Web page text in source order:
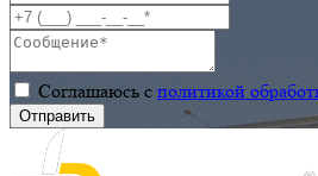
Соглашаюсь с политикой